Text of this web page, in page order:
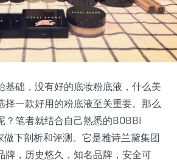
基础，没有好的底妆粉底液，什么美
择一款好用的粉底液至关重要。那么
？笔者就结合自己熟悉的BOBBI
做下剖析和评测。它是雅诗兰黛集团
牌，历史悠久，知名品牌，安全可